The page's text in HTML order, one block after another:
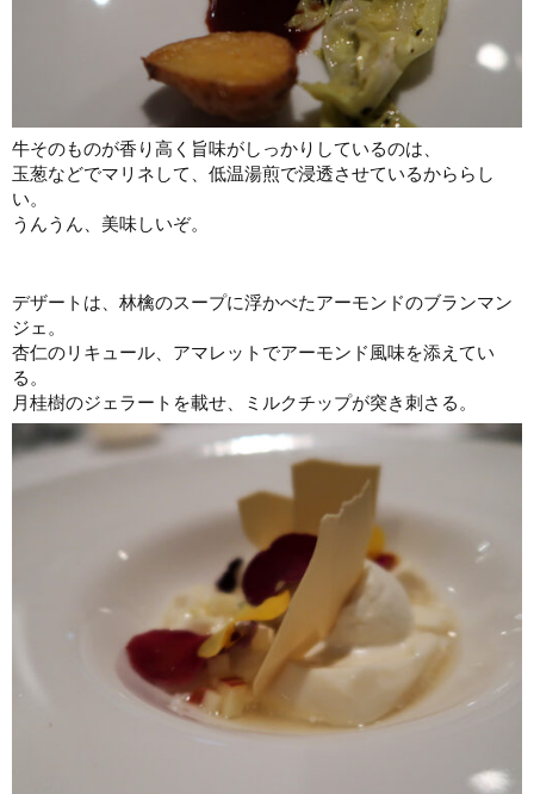
牛そのものが香り高く旨味がしっかりしているのは、
玉葱などでマリネして、低温湯煎で浸透させているかららし
い。
うんうん、美味しいぞ。
デザートは、林檎のスープに浮かべたアーモンドのブランマン
ジェ。
杏仁のリキュール、アマレットでアーモンド風味を添えてい
る。
月桂樹のジェラートを載せ、ミルクチップが突き刺さる。